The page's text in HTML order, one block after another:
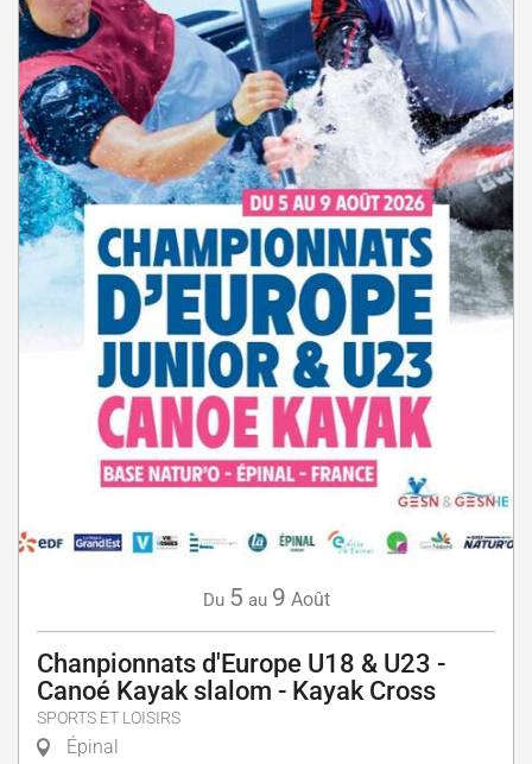
Du 5 au 9 Août
Chanpionnats d'Europe U18 & U23 -
Canoé Kayak slalom - Kayak Cross
SPORTS ET LOISIRS
Épinal